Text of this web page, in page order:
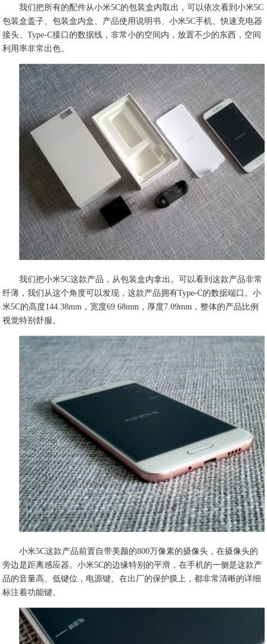
我们把所有的配件从小米5C的包装盒内取出，可以依次看到小米5C
包装盒盖子、包装盒内盒、产品使用说明书、小米5C手机、快速充电器
接头、Type-C接口的数据线，非常小的空间内，放置不少的东西，空间
利用率非常出色。
我们把小米5C这款产品，从包装盒内拿出。可以看到这款产品非常
纤薄，我们从这个角度可以发现，这款产品拥有Type-C的数据端口。小
米5C的高度144.38mm，宽度69.68mm，厚度7.09mm，整体的产品比例
视觉特别舒服。
小米5C这款产品前置自带美颜的800万像素的摄像头，在摄像头的
旁边是距离感应器。小米5C的边缘特别的平滑，在手机的一侧是这款产
品的音量高、低键位，电源键。在出厂的保护膜上，都非常清晰的详细
标注着功能键。